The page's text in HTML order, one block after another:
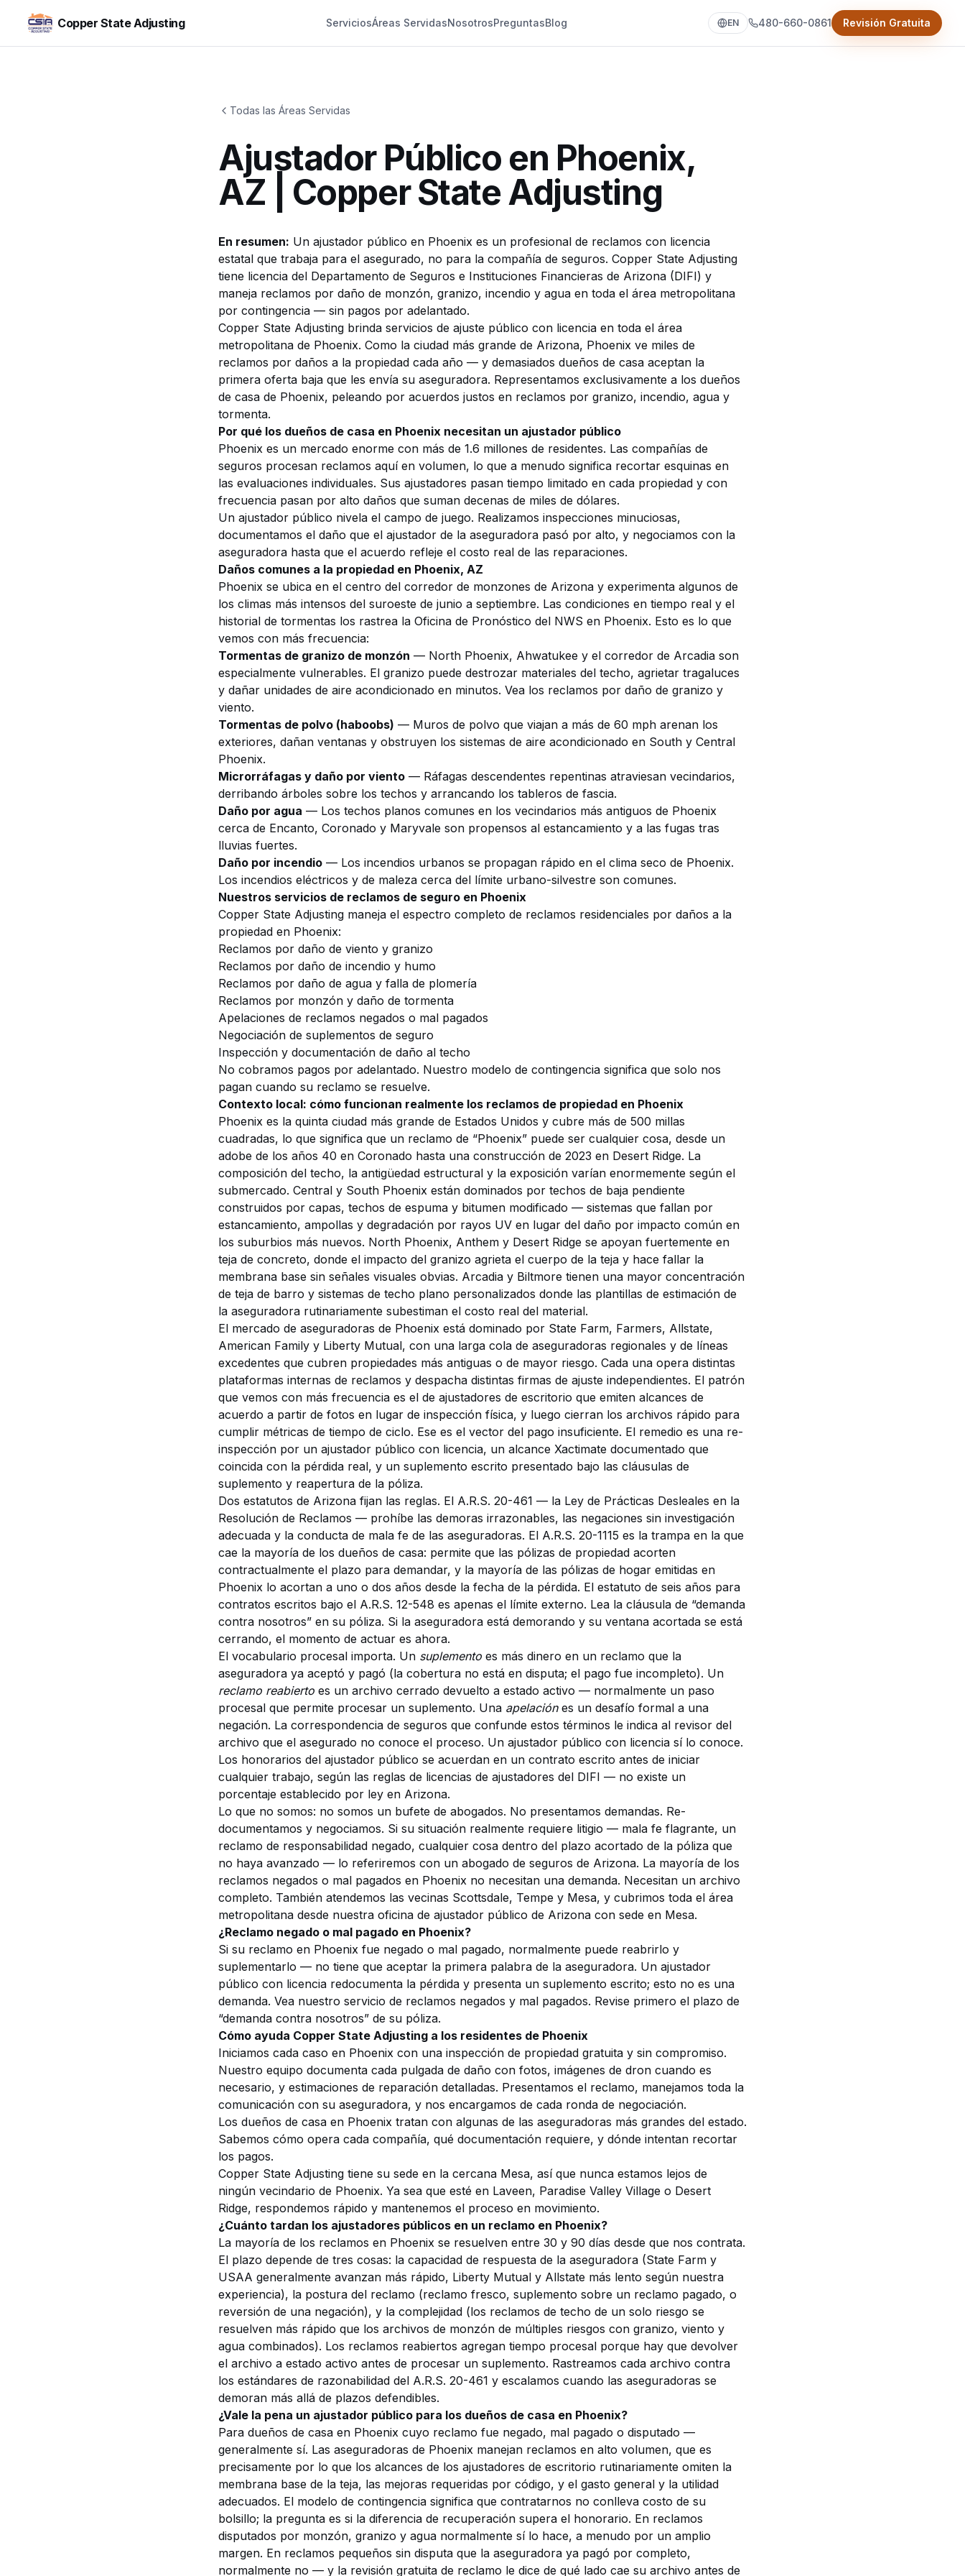
Copper State Adjusting ServiciosÁreas ServidasNosotrosPreguntasBlog EN 480-660-0861 Revisión Gratuita
Todas las Áreas Servidas
Ajustador Público en Phoenix,
AZ | Copper State Adjusting
En resumen: Un ajustador público en Phoenix es un profesional de reclamos con licencia
estatal que trabaja para el asegurado, no para la compañía de seguros. Copper State Adjusting
tiene licencia del Departamento de Seguros e Instituciones Financieras de Arizona (DIFI) y
maneja reclamos por daño de monzón, granizo, incendio y agua en toda el área metropolitana
por contingencia — sin pagos por adelantado.
Copper State Adjusting brinda servicios de ajuste público con licencia en toda el área
metropolitana de Phoenix. Como la ciudad más grande de Arizona, Phoenix ve miles de
reclamos por daños a la propiedad cada año — y demasiados dueños de casa aceptan la
primera oferta baja que les envía su aseguradora. Representamos exclusivamente a los dueños
de casa de Phoenix, peleando por acuerdos justos en reclamos por granizo, incendio, agua y
tormenta.
Por qué los dueños de casa en Phoenix necesitan un ajustador público
Phoenix es un mercado enorme con más de 1.6 millones de residentes. Las compañías de
seguros procesan reclamos aquí en volumen, lo que a menudo significa recortar esquinas en
las evaluaciones individuales. Sus ajustadores pasan tiempo limitado en cada propiedad y con
frecuencia pasan por alto daños que suman decenas de miles de dólares.
Un ajustador público nivela el campo de juego. Realizamos inspecciones minuciosas,
documentamos el daño que el ajustador de la aseguradora pasó por alto, y negociamos con la
aseguradora hasta que el acuerdo refleje el costo real de las reparaciones.
Daños comunes a la propiedad en Phoenix, AZ
Phoenix se ubica en el centro del corredor de monzones de Arizona y experimenta algunos de
los climas más intensos del suroeste de junio a septiembre. Las condiciones en tiempo real y el
historial de tormentas los rastrea la Oficina de Pronóstico del NWS en Phoenix. Esto es lo que
vemos con más frecuencia:
Tormentas de granizo de monzón — North Phoenix, Ahwatukee y el corredor de Arcadia son
especialmente vulnerables. El granizo puede destrozar materiales del techo, agrietar tragaluces
y dañar unidades de aire acondicionado en minutos. Vea los reclamos por daño de granizo y
viento.
Tormentas de polvo (haboobs) — Muros de polvo que viajan a más de 60 mph arenan los
exteriores, dañan ventanas y obstruyen los sistemas de aire acondicionado en South y Central
Phoenix.
Microrráfagas y daño por viento — Ráfagas descendentes repentinas atraviesan vecindarios,
derribando árboles sobre los techos y arrancando los tableros de fascia.
Daño por agua — Los techos planos comunes en los vecindarios más antiguos de Phoenix
cerca de Encanto, Coronado y Maryvale son propensos al estancamiento y a las fugas tras
lluvias fuertes.
Daño por incendio — Los incendios urbanos se propagan rápido en el clima seco de Phoenix.
Los incendios eléctricos y de maleza cerca del límite urbano-silvestre son comunes.
Nuestros servicios de reclamos de seguro en Phoenix
Copper State Adjusting maneja el espectro completo de reclamos residenciales por daños a la
propiedad en Phoenix:
Reclamos por daño de viento y granizo
Reclamos por daño de incendio y humo
Reclamos por daño de agua y falla de plomería
Reclamos por monzón y daño de tormenta
Apelaciones de reclamos negados o mal pagados
Negociación de suplementos de seguro
Inspección y documentación de daño al techo
No cobramos pagos por adelantado. Nuestro modelo de contingencia significa que solo nos
pagan cuando su reclamo se resuelve.
Contexto local: cómo funcionan realmente los reclamos de propiedad en Phoenix
Phoenix es la quinta ciudad más grande de Estados Unidos y cubre más de 500 millas
cuadradas, lo que significa que un reclamo de “Phoenix” puede ser cualquier cosa, desde un
adobe de los años 40 en Coronado hasta una construcción de 2023 en Desert Ridge. La
composición del techo, la antigüedad estructural y la exposición varían enormemente según el
submercado. Central y South Phoenix están dominados por techos de baja pendiente
construidos por capas, techos de espuma y bitumen modificado — sistemas que fallan por
estancamiento, ampollas y degradación por rayos UV en lugar del daño por impacto común en
los suburbios más nuevos. North Phoenix, Anthem y Desert Ridge se apoyan fuertemente en
teja de concreto, donde el impacto del granizo agrieta el cuerpo de la teja y hace fallar la
membrana base sin señales visuales obvias. Arcadia y Biltmore tienen una mayor concentración
de teja de barro y sistemas de techo plano personalizados donde las plantillas de estimación de
la aseguradora rutinariamente subestiman el costo real del material.
El mercado de aseguradoras de Phoenix está dominado por State Farm, Farmers, Allstate,
American Family y Liberty Mutual, con una larga cola de aseguradoras regionales y de líneas
excedentes que cubren propiedades más antiguas o de mayor riesgo. Cada una opera distintas
plataformas internas de reclamos y despacha distintas firmas de ajuste independientes. El patrón
que vemos con más frecuencia es el de ajustadores de escritorio que emiten alcances de
acuerdo a partir de fotos en lugar de inspección física, y luego cierran los archivos rápido para
cumplir métricas de tiempo de ciclo. Ese es el vector del pago insuficiente. El remedio es una re-
inspección por un ajustador público con licencia, un alcance Xactimate documentado que
coincida con la pérdida real, y un suplemento escrito presentado bajo las cláusulas de
suplemento y reapertura de la póliza.
Dos estatutos de Arizona fijan las reglas. El A.R.S. 20-461 — la Ley de Prácticas Desleales en la
Resolución de Reclamos — prohíbe las demoras irrazonables, las negaciones sin investigación
adecuada y la conducta de mala fe de las aseguradoras. El A.R.S. 20-1115 es la trampa en la que
cae la mayoría de los dueños de casa: permite que las pólizas de propiedad acorten
contractualmente el plazo para demandar, y la mayoría de las pólizas de hogar emitidas en
Phoenix lo acortan a uno o dos años desde la fecha de la pérdida. El estatuto de seis años para
contratos escritos bajo el A.R.S. 12-548 es apenas el límite externo. Lea la cláusula de “demanda
contra nosotros” en su póliza. Si la aseguradora está demorando y su ventana acortada se está
cerrando, el momento de actuar es ahora.
El vocabulario procesal importa. Un suplemento es más dinero en un reclamo que la
aseguradora ya aceptó y pagó (la cobertura no está en disputa; el pago fue incompleto). Un
reclamo reabierto es un archivo cerrado devuelto a estado activo — normalmente un paso
procesal que permite procesar un suplemento. Una apelaciónes un desafío formal a una
negación. La correspondencia de seguros que confunde estos términos le indica al revisor del
archivo que el asegurado no conoce el proceso. Un ajustador público con licencia sí lo conoce.
Los honorarios del ajustador público se acuerdan en un contrato escrito antes de iniciar
cualquier trabajo, según las reglas de licencias de ajustadores del DIFI — no existe un
porcentaje establecido por ley en Arizona.
Lo que no somos: no somos un bufete de abogados. No presentamos demandas. Re-
documentamos y negociamos. Si su situación realmente requiere litigio — mala fe flagrante, un
reclamo de responsabilidad negado, cualquier cosa dentro del plazo acortado de la póliza que
no haya avanzado — lo referiremos con un abogado de seguros de Arizona. La mayoría de los
reclamos negados o mal pagados en Phoenix no necesitan una demanda. Necesitan un archivo
completo. También atendemos las vecinas Scottsdale, Tempe y Mesa, y cubrimos toda el área
metropolitana desde nuestra oficina de ajustador público de Arizona con sede en Mesa.
¿Reclamo negado o mal pagado en Phoenix?
Si su reclamo en Phoenix fue negado o mal pagado, normalmente puede reabrirlo y
suplementarlo — no tiene que aceptar la primera palabra de la aseguradora. Un ajustador
público con licencia redocumenta la pérdida y presenta un suplemento escrito; esto no es una
demanda. Vea nuestro servicio de reclamos negados y mal pagados. Revise primero el plazo de
“demanda contra nosotros” de su póliza.
Cómo ayuda Copper State Adjusting a los residentes de Phoenix
Iniciamos cada caso en Phoenix con una inspección de propiedad gratuita y sin compromiso.
Nuestro equipo documenta cada pulgada de daño con fotos, imágenes de dron cuando es
necesario, y estimaciones de reparación detalladas. Presentamos el reclamo, manejamos toda la
comunicación con su aseguradora, y nos encargamos de cada ronda de negociación.
Los dueños de casa en Phoenix tratan con algunas de las aseguradoras más grandes del estado.
Sabemos cómo opera cada compañía, qué documentación requiere, y dónde intentan recortar
los pagos.
Copper State Adjusting tiene su sede en la cercana Mesa, así que nunca estamos lejos de
ningún vecindario de Phoenix. Ya sea que esté en Laveen, Paradise Valley Village o Desert
Ridge, respondemos rápido y mantenemos el proceso en movimiento.
¿Cuánto tardan los ajustadores públicos en un reclamo en Phoenix?
La mayoría de los reclamos en Phoenix se resuelven entre 30 y 90 días desde que nos contrata.
El plazo depende de tres cosas: la capacidad de respuesta de la aseguradora (State Farm y
USAA generalmente avanzan más rápido, Liberty Mutual y Allstate más lento según nuestra
experiencia), la postura del reclamo (reclamo fresco, suplemento sobre un reclamo pagado, o
reversión de una negación), y la complejidad (los reclamos de techo de un solo riesgo se
resuelven más rápido que los archivos de monzón de múltiples riesgos con granizo, viento y
agua combinados). Los reclamos reabiertos agregan tiempo procesal porque hay que devolver
el archivo a estado activo antes de procesar un suplemento. Rastreamos cada archivo contra
los estándares de razonabilidad del A.R.S. 20-461 y escalamos cuando las aseguradoras se
demoran más allá de plazos defendibles.
¿Vale la pena un ajustador público para los dueños de casa en Phoenix?
Para dueños de casa en Phoenix cuyo reclamo fue negado, mal pagado o disputado —
generalmente sí. Las aseguradoras de Phoenix manejan reclamos en alto volumen, que es
precisamente por lo que los alcances de los ajustadores de escritorio rutinariamente omiten la
membrana base de la teja, las mejoras requeridas por código, y el gasto general y la utilidad
adecuados. El modelo de contingencia significa que contratarnos no conlleva costo de su
bolsillo; la pregunta es si la diferencia de recuperación supera el honorario. En reclamos
disputados por monzón, granizo y agua normalmente sí lo hace, a menudo por un amplio
margen. En reclamos pequeños sin disputa que la aseguradora ya pagó por completo,
normalmente no — y la revisión gratuita de reclamo le dice de qué lado cae su archivo antes de